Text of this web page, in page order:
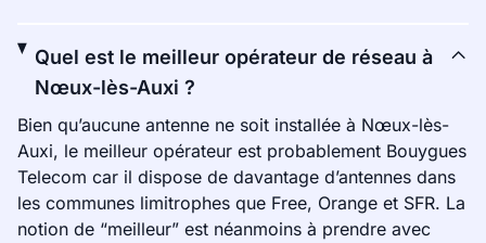
Quel est le meilleur opérateur de réseau à
Nœux-lès-Auxi ?
Bien qu’aucune antenne ne soit installée à Nœux-lès-
Auxi, le meilleur opérateur est probablement Bouygues
Telecom car il dispose de davantage d’antennes dans
les communes limitrophes que Free, Orange et SFR. La
notion de “meilleur” est néanmoins à prendre avec